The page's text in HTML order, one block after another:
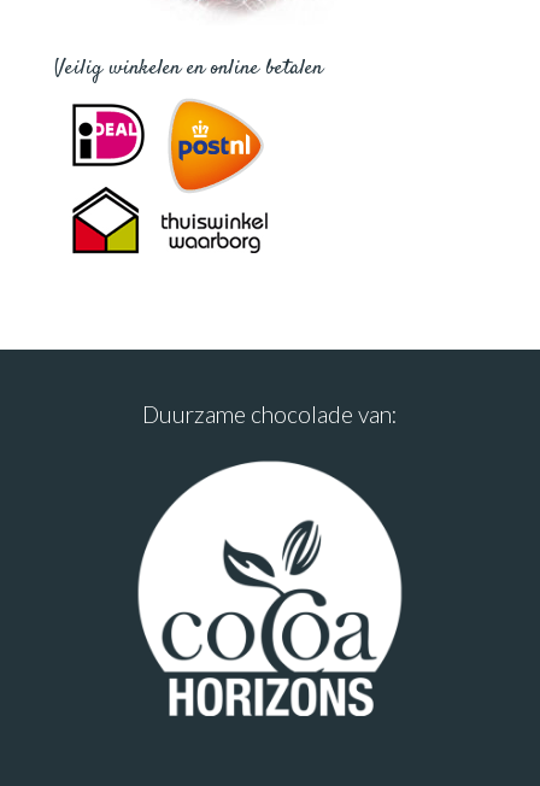
Veilig winkelen en online betalen
Duurzame chocolade van: